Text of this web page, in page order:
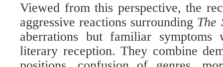
Viewed from this perspective, the
aggressive reactions surrounding The
aberrations but familiar
literary reception. They combine